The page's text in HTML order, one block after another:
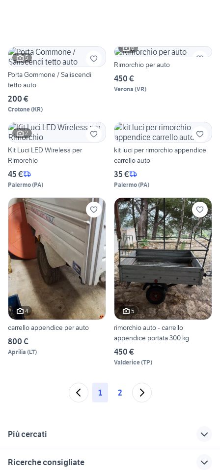
5
Porta Gommone / Saliscendi
tetto auto
200 €
Crotone(KR)
6
Rimorchio per auto
450 €
Verona (VR)
2
Kit Luci LED Wireless per
Rimorchio
45 €
Palermo(PA)
kit luci per rimorchio appendice
carrello auto
35 €
Palermo(PA)
4
carrello appendice per auto
800 €
Aprilia (LT)
5
rimorchio auto - carrello
appendice portata 300 kg
450 €
Valderice(TP)
1 2
Più cercati
Ricerche consigliate